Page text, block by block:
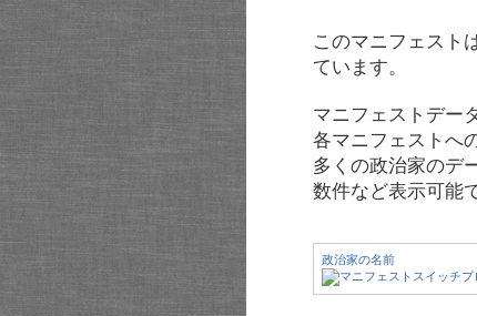
このマニフェストは
ています。
マニフェストデー
各マニフェストへ
多くの政治家のデ
数件など表示可能
政治家の名前